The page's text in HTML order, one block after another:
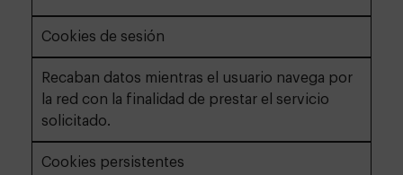
Cookies de sesión
Recaban datos mientras el usuario navega por
la red con la finalidad de prestar el servicio
solicitado.
Cookies persistentes